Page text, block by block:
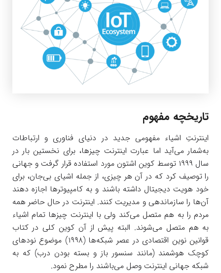
تاریخچه مفهوم
اینترنتِ اشیاء مفهومی جدید در دنیای فناوری و ارتباطات
به‌شمار می‌آید اما عبارت اینترنت چیزها، برای نخستین بار در
سال ۱۹۹۹ توسط کوین اشتون مورد استفاده قرار گرفت و جهانی
را توصیف کرد که در آن هر چیزی، از جمله اشیای بی‌جان، برای
خود هویت دیجیتال داشته باشند و به کامپیوترها اجازه دهند
آن‌ها را سازماندهی و مدیریت کنند. اینترنت در حال حاضر همه
مردم را به هم متصل می‌کند ولی با اینترنت چیزها تمام اشیاء
به هم متصل می‌شوند. البته پیش از آن کوین کلی در کتاب
قوانین نوین اقتصادی در عصر شبکه‌ها (۱۹۹۸) موضوع نودهای
کوچک هوشمند (مانند سنسور باز و بسته بودن درب) که به
شبکه جهانی اینترنت وصل می‌باشند را مطرح نمود.